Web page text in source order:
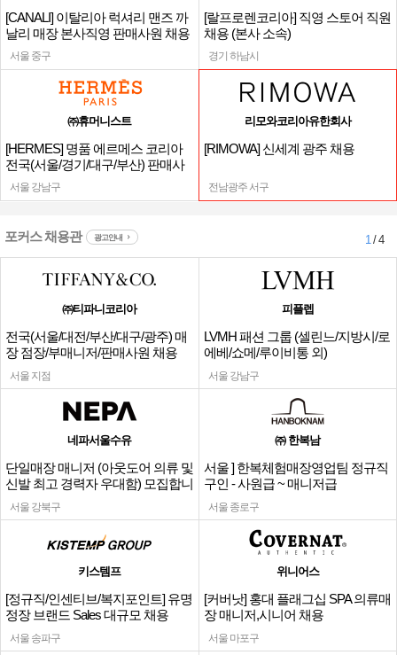
[CANALI] 이탈리아 럭셔리 맨즈 까
날리 매장 본사직영 판매사원 채용
서울 중구
[랄프로렌코리아] 직영 스토어 직원
채용 (본사 소속)
경기 하남시
㈜휴머니스트
[HERMES] 명품 에르메스 코리아
전국(서울/경기/대구/부산) 판매사
원
서울 강남구
리모와코리아유한회사
[RIMOWA] 신세계 광주 채용
전남광주 서구
포커스 채용관 광고안내 1/ 4
㈜티파니코리아
전국(서울/대전/부산/대구/광주) 매
장 점장/부매니저/판매사원 채용
서울 지점
피플렙
LVMH 패션 그룹 (셀린느/지방시/로
에베/쇼메/루이비통 외)
서울 강남구
네파서울수유
단일매장 매니저 (아웃도어 의류 및
신발 최고 경력자 우대함) 모집합니
다.
서울 강북구
㈜ 한복남
서울 ] 한복체험매장영업팀 정규직
구인 - 사원급 ~ 매니저급
서울 종로구
키스템프
[정규직/인센티브/복지포인트] 유명
정장 브랜드 Sales 대규모 채용
서울 송파구
위니어스
[커버낫] 홍대 플래그십 SPA 의류매
장 매니저,시니어 채용
서울 마포구